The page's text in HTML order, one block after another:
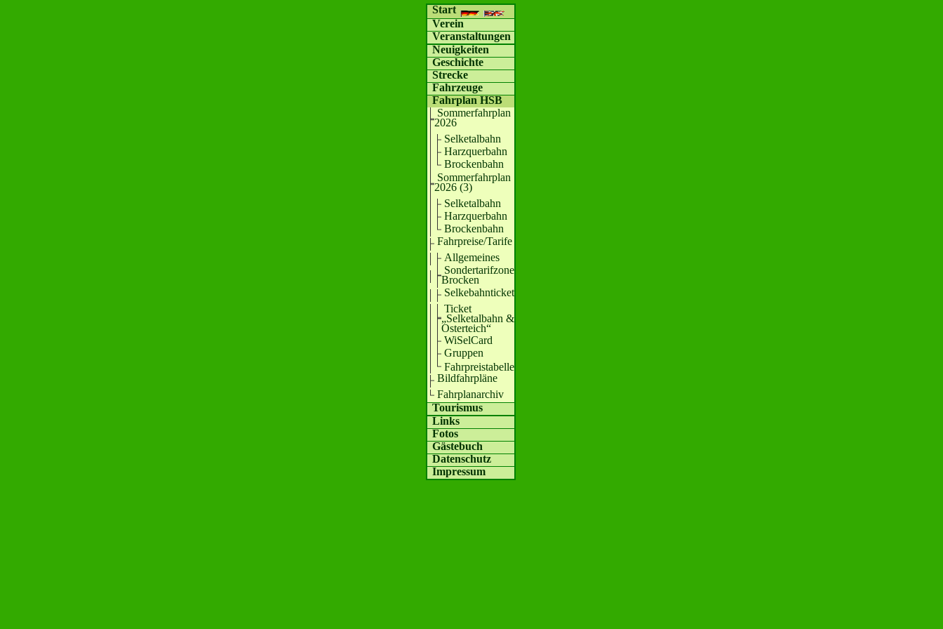
Start
Verein
Veranstaltungen
Neuigkeiten
Geschichte
Strecke
Fahrzeuge
Fahrplan HSB
Sommerfahrplan
2026
Selketalbahn
Harzquerbahn
Brockenbahn
Sommerfahrplan
2026 (3)
Selketalbahn
Harzquerbahn
Brockenbahn
Fahrpreise/Tarife
Allgemeines
Sondertarifzone
Brocken
Selkebahnticket
Ticket
„Selketalbahn &
Osterteich“
WiSelCard
Gruppen
Fahrpreistabelle
Bildfahrpläne
Fahrplanarchiv
Tourismus
Links
Fotos
Gästebuch
Datenschutz
Impressum